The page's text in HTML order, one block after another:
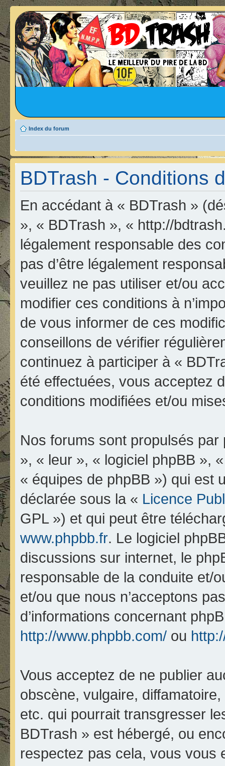
Index du forum
BDTrash - Conditions
En accédant à « BDTrash »
», « BDTrash », « http://
légalement responsable des
pas d’être légalement
veuillez ne pas utiliser et/ou
modifier ces conditions à
de vous informer de ces
conseillons de vérifier
continuez à participer à «
été effectuées, vous acceptez
conditions modifiées et/ou
Nos forums sont propulsés
», « leur », « logiciel phpBB »,
« équipes de phpBB ») qui est
déclarée sous la « Licence
GPL ») et qui peut être
www.phpbb.fr. Le logiciel
discussions sur internet, le
responsable de la conduite et/
et/ou que nous n’acceptons
d’informations concernant
http://www.phpbb.com/ ou
Vous acceptez de ne publier
obscène, vulgaire,
etc. qui pourrait transgresser
BDTrash » est hébergé, ou
respectez pas cela, vous vous